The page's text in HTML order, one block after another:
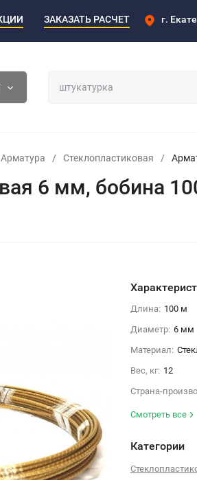
ЗАКАЗАТЬ РАСЧЕТ г.
Арматура / Стеклопластиковая /
6 мм, бобина
Длина: 100 м
Диаметр: 6 мм
Материал:
Вес, кг: 12
Страна-
Смотреть все
Категории